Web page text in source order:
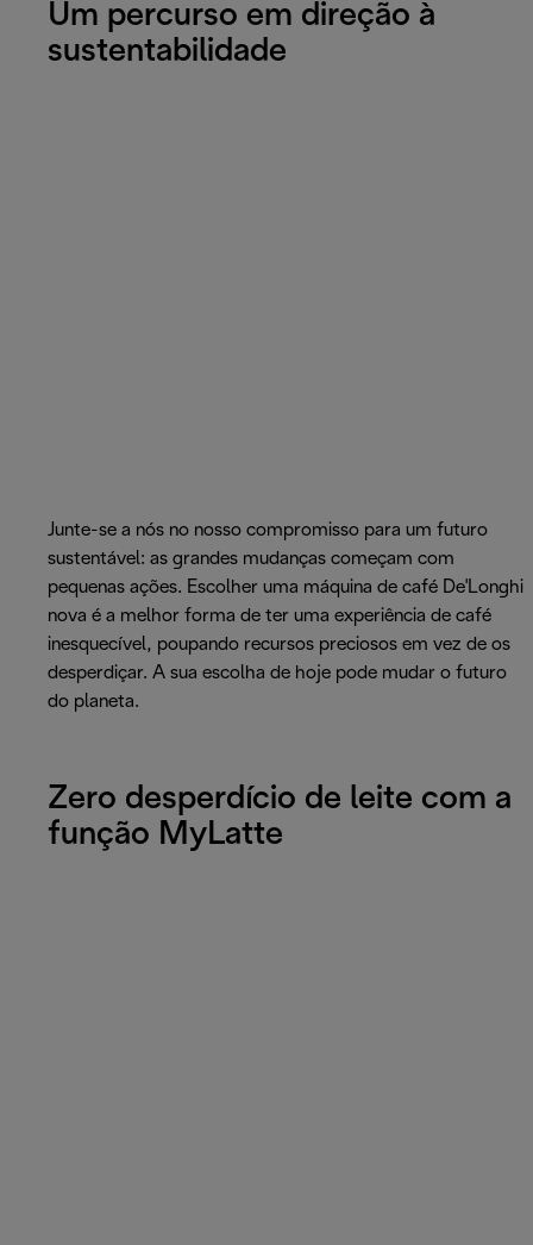
Um percurso em direção à
sustentabilidade
Junte-se a nós no nosso compromisso para um futuro
sustentável: as grandes mudanças começam com
pequenas ações. Escolher uma máquina de café De'Longhi
nova é a melhor forma de ter uma experiência de café
inesquecível, poupando recursos preciosos em vez de os
desperdiçar. A sua escolha de hoje pode mudar o futuro
do planeta.
Zero desperdício de leite com a
função MyLatte